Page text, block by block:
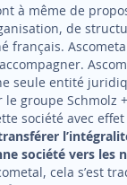
à même de
de
français.
seule entité
groupe Schmolz
société avec
société vers les
cela s’est